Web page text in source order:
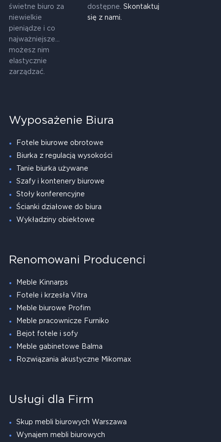
świetne biuro za
niewielkie
pieniądze i co
najważniejsze...
możesz nim
elastycznie
zarządzać.
dostępne. Skontaktuj
się z nami.
Wyposażenie Biura
Fotele biurowe obrotowe
Biurka z regulacją wysokości
Tanie biurka używane
Szafy i kontenery biurowe
Stoły konferencyjne
Ścianki działowe do biura
Wykładziny obiektowe
Renomowani Producenci
Meble Kinnarps
Fotele i krzesła Vitra
Meble biurowe Profim
Meble pracownicze Furniko
Bejot fotele i sofy
Meble gabinetowe Balma
Rozwiązania akustyczne Mikomax
Usługi dla Firm
Skup mebli biurowych Warszawa
Wynajem mebli biurowych